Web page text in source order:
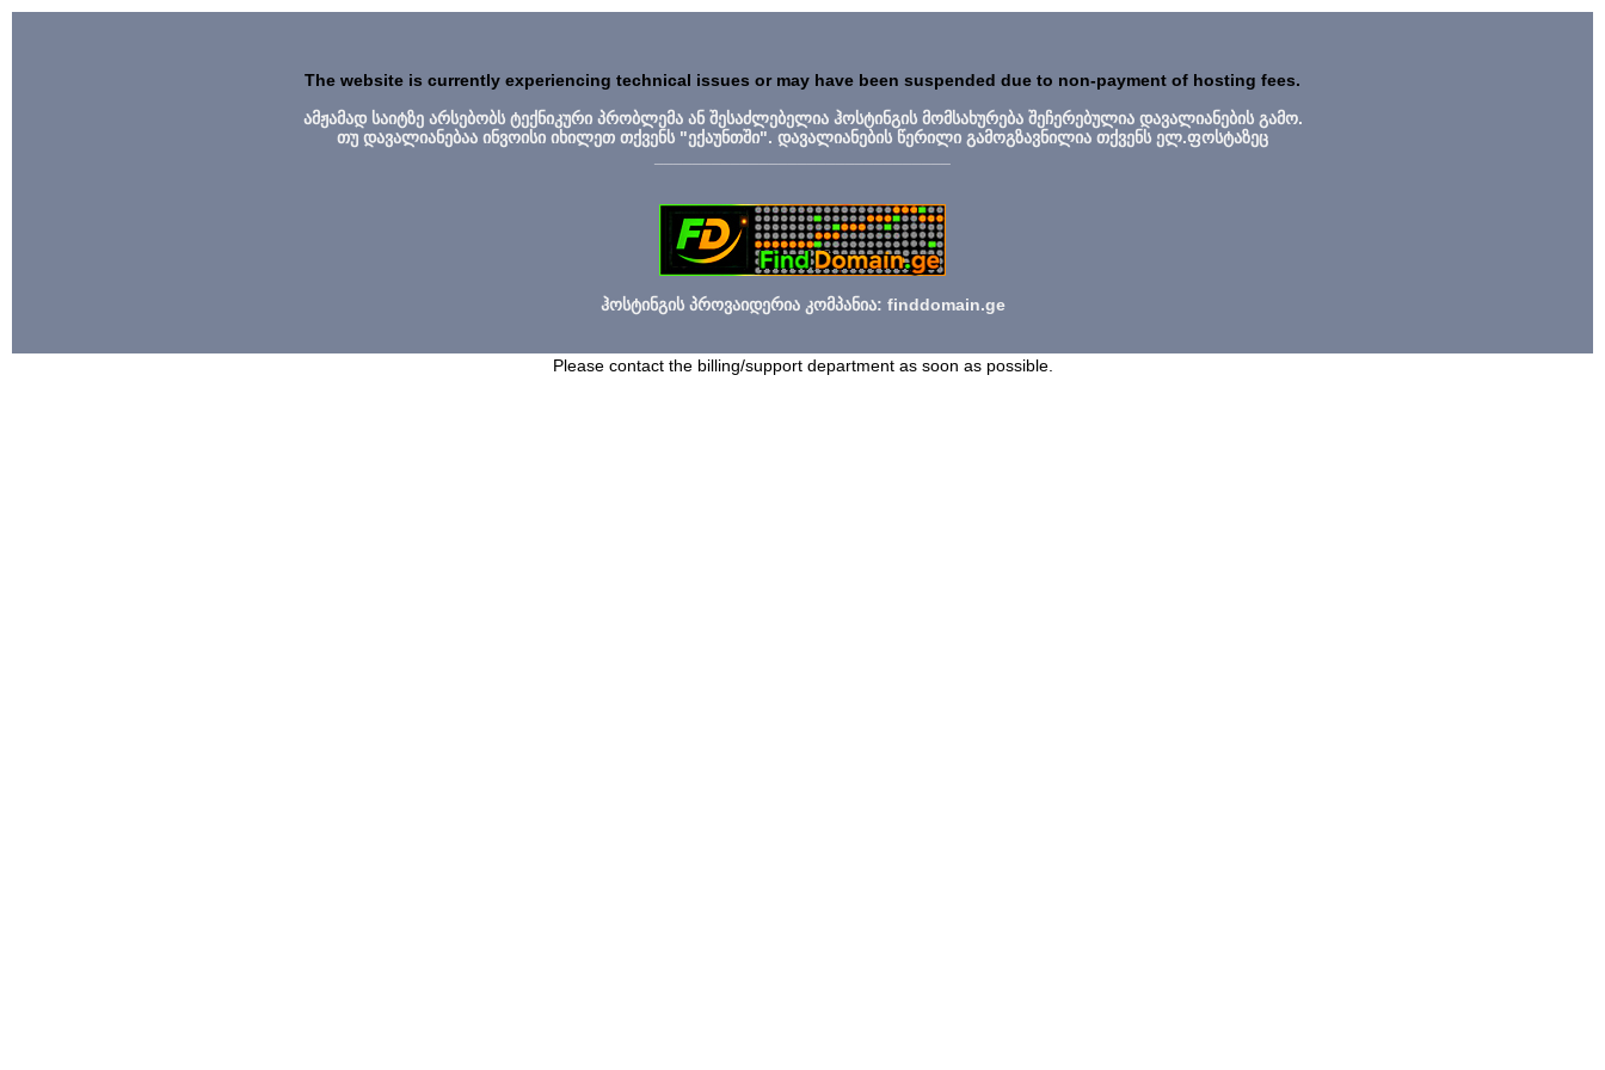
The website is currently experiencing technical issues or may have been suspended due to non-payment of hosting fees.
ამჟამად საიტზე არსებობს ტექნიკური პრობლემა ან შესაძლებელია ჰოსტინგის მომსახურება შეჩერებულია დავალიანების გამო.
თუ დავალიანებაა ინვოისი იხილეთ თქვენს "ექაუნთში". დავალიანების წერილი გამოგზავნილია თქვენს ელ.ფოსტაზეც
ჰოსტინგის პროვაიდერია კომპანია: finddomain.ge
Please contact the billing/support department as soon as possible.